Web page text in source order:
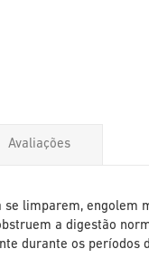
se limparem,
a digestão
durante os períodos
Avaliações